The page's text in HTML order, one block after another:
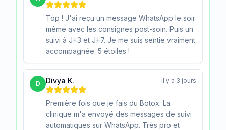
Top ! J'ai reçu un message WhatsApp le soir
même avec les consignes post-soin. Puis un
suivi à J+3 et J+7. Je me suis sentie vraiment
accompagnée. 5 étoiles !
D Divya K. il y a 3 jours
Première fois que je fais du Botox. La
clinique m'a envoyé des messages de suivi
automatiques sur WhatsApp. Très pro et